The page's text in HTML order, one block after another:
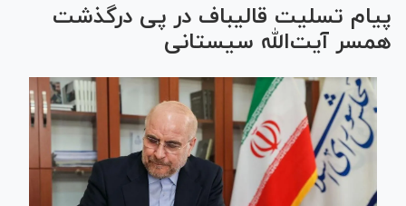
پیام تسلیت قالیباف در پی درگذشت
همسر آیت‌الله سیستانی